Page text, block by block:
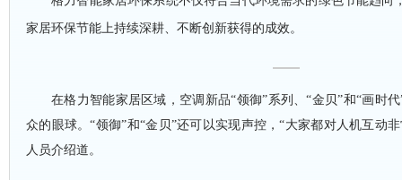
家居环保节能上持续深耕、不断创新获得的成效。
在格力智能家居区域，空调新品“领御”系列、“金贝”和“画时
众的眼球。“领御”和“金贝”还可以实现声控，“大家都对人机互动
人员介绍道。